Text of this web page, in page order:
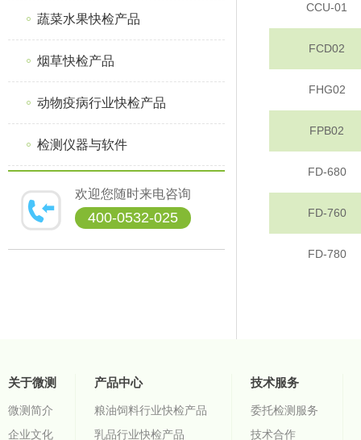
蔬菜水果快检产品
烟草快检产品
动物疫病行业快检产品
检测仪器与软件
欢迎您随时来电咨询
400-0532-025
CCU-01
FCD02
FHG02
FPB02
FD-680
FD-760
FD-780
关于微测
微测简介
企业文化
产品中心
粮油饲料行业快检产品
乳品行业快检产品
技术服务
委托检测服务
技术合作